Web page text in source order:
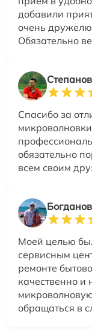
добавили
очень
Обязательно
Спасибо за
обязательно
всем своим
Моей целью
сервисным
ремонте
качественно и
обращаться в